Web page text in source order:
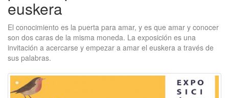
euskera
El conocimiento es la puerta para amar, y es que amar y conocer
son dos caras de la misma moneda. La exposición es una
invitación a acercarse y empezar a amar el euskera a través de
sus palabras.